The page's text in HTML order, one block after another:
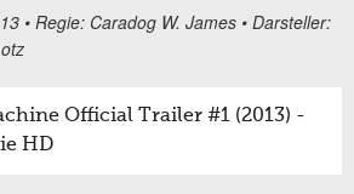
• Regie: Caradog W. James • Darsteller:
Official Trailer #1 (2013) -
HD